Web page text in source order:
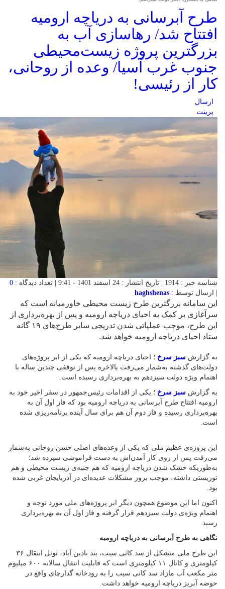
طرح آبرسانی به دریاچه ارومیه
افتتاح شد/ رهاسازی آب به
بزرگترین پروژه زیست‌محیطی
جنوب غرب آسیا/ وعده از روحانی،
کار از رئیسی!
ارسال
پرینت
شناسه خبر : 1914 | تاریخ انتشار : 24 اسفند 1401 - 9:41 | تعداد دیدگاه :
0
| ارسال توسط : haghshenas
این سامانه بزرگترین طرح زیست محیطی خاورمیانه است که
سرآغازی بر کمک به احیای دریاچه ارومیه و پس از بهره‌برداری از
این طرح، موجب عملیاتی شدن تدریجی سایر طرح‌های ۱۹ گانه
ستاد احیای دریاچه ارومیه خواهد شد.
به گزارش سبز سرخ ؛ احیای دریاچه ارومیه که یکی از ابر پروژه‌های
دولت‌های گذشته به‌شمار می‌رفت بالاخره پس از توقفی چندین ساله با
اهتمام ویژه دولت سیزدهم به بهره‌برداری رسیده است.
به گزارش سبز سرخ ؛ یکی از اقدامات رئیس‌جمهور در سفر اخیر خود به
ارومیه افتتاح طرح آبرسانی به دریاچه ارومیه بود که فاز اول آن به
بهره‌برداری رسیده و فاز دوم آن هم برای سال آینده برنامه‌ریزی شده
است.
این پروژه‌ی عظیم ملی که یکی از وعده‌های اصلی حسن روحانی به‌شمار
می‌رفت پس از روی کار آمدن‌اش به دست فراموشی سپرده شد؛
به‌طوریکه خشک شدن دریاچه ارومیه که هم جنبه‌ی زیست محیطی و هم
توریستی داشته، موجب بروز مشکلات عدیده‌ای در آذربایجان غربی شده
بود.
اکنون اما این موضوع همچون دیگر ابر پروژه‌های ملی مورد توجه و
اهتمام ویژه‌ی دولت سیزدهم قرار گرفته و فاز اول آن به بهره‌برداری
رسید.
نگاهی به طرح آبرسانی به دریاچه ارومیه
این طرح ملی متشکل از سد کانی سیب، بند بادین آباد، تونل انتقال ۳۶
کیلومتری و کانال ۱۱ کیلومتری است که قابلیت انتقال سالانه ۶۰۰ میلیوم
متر مکعب آب مازاد سد کانی سیب را به رودخانه گدارچای واقع در
حوضه آبریز دریاچه ارومیه خواهد داشت.